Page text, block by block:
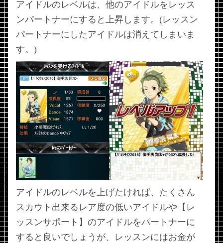
アイドルのレベルは、他のアイドルをレッス
ンパートナーにすると上昇します。(レッスン
パートナーにしたアイドルは消えてしまいま
す。)
アイドルのレベルを上げたければ、たくさん
スカウト出来るレア度の低いアイドルや【レ
ッスンサポート】のアイドルをパートナーに
すると良いでしょうが、レッスンにはお金が